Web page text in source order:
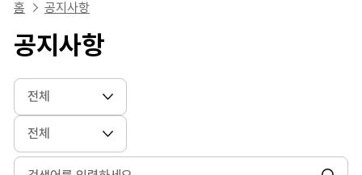
홈 공지사항
공지사항